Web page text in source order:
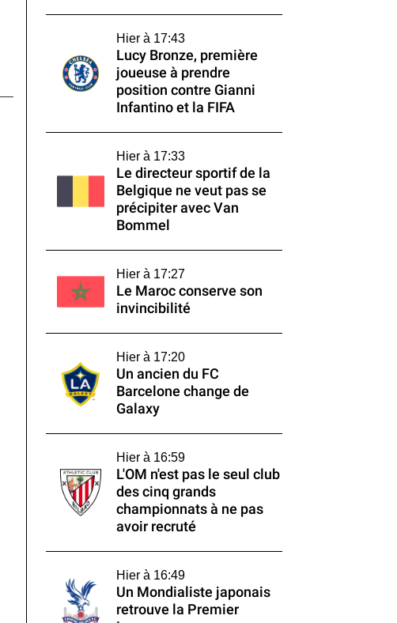
Hier à 17:43
Lucy Bronze, première
joueuse à prendre
position contre Gianni
Infantino et la FIFA
Hier à 17:33
Le directeur sportif de la
Belgique ne veut pas se
précipiter avec Van
Bommel
Hier à 17:27
Le Maroc conserve son
invincibilité
Hier à 17:20
Un ancien du FC
Barcelone change de
Galaxy
Hier à 16:59
L'OM n'est pas le seul club
des cinq grands
championnats à ne pas
avoir recruté
Hier à 16:49
Un Mondialiste japonais
retrouve la Premier